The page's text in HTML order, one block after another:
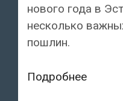
нового года в
несколько
пошлин.
ПодробнееС